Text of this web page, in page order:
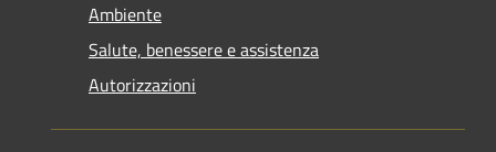
Ambiente
Salute, benessere e assistenza
Autorizzazioni